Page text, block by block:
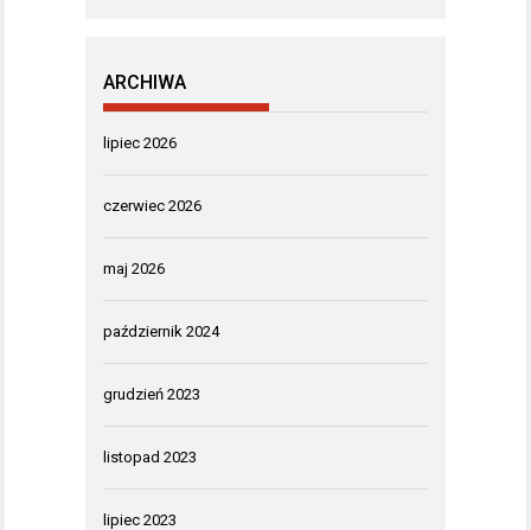
ARCHIWA
lipiec 2026
czerwiec 2026
maj 2026
październik 2024
grudzień 2023
listopad 2023
lipiec 2023